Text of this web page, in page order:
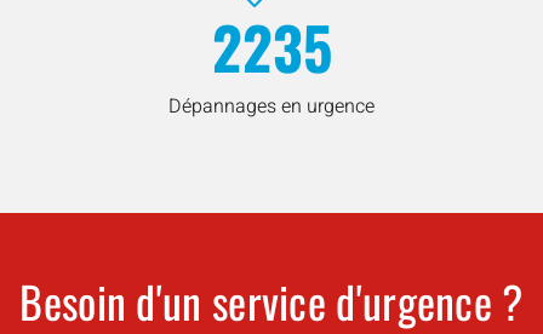
2235
Dépannages en urgence
Besoin d'un service d'urgence ?